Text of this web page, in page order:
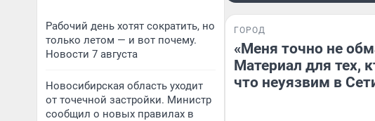
Рабочий день хотят сократить, но
только летом — и вот почему.
Новости 7 августа
Новосибирская область уходит
от точечной застройки. Министр
сообщил о новых правилах в
ГОРОД
«Меня точно не
Материал для тех,
что неуязвим в